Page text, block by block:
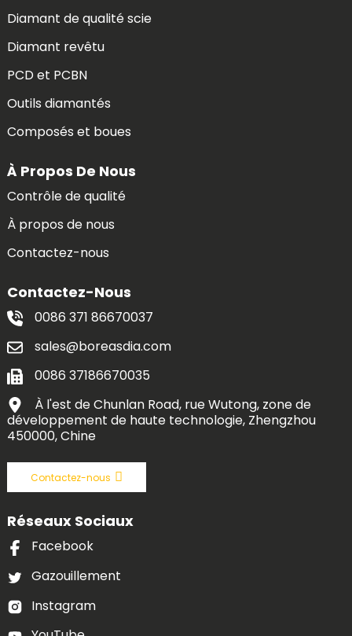
Diamant de qualité scie
Diamant revêtu
PCD et PCBN
Outils diamantés
Composés et boues
À Propos De Nous
Contrôle de qualité
À propos de nous
Contactez-nous
Contactez-Nous
0086 371 86670037
sales@boreasdia.com
0086 37186670035
À l'est de Chunlan Road, rue Wutong, zone de
développement de haute technologie, Zhengzhou
450000, Chine
Contactez-nous
Réseaux Sociaux
Facebook
Gazouillement
Instagram